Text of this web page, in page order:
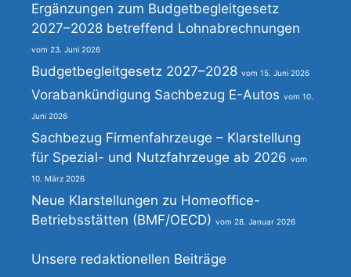
Ergänzungen zum Budgetbegleitgesetz
2027–2028 betreffend Lohnabrechnungen
23. Juni 2026
Budgetbegleitgesetz 2027–2028 15. Juni 2026
Vorabankündigung Sachbezug E-Autos 10.
Juni 2026
Sachbezug Firmenfahrzeuge – Klarstellung
für Spezial- und Nutzfahrzeuge ab 2026
10. März 2026
Neue Klarstellungen zu Homeoffice-
Betriebsstätten (BMF/OECD)
28. Januar 2026
Unsere redaktionellen Beiträge